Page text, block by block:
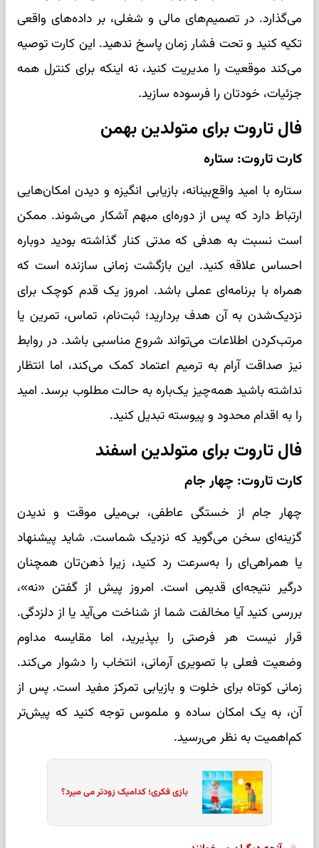
می‌گذارد. در تصمیم‌های مالی و شغلی، بر داده‌های واقعی
تکیه کنید و تحت فشار زمان پاسخ ندهید. این کارت توصیه
می‌کند موقعیت را مدیریت کنید، نه اینکه برای کنترل همه
جزئیات، خودتان را فرسوده سازید.
فال تاروت برای متولدین بهمن
کارت تاروت: ستاره
ستاره با امید واقع‌بینانه، بازیابی انگیزه و دیدن امکان‌هایی
ارتباط دارد که پس از دوره‌ای مبهم آشکار می‌شوند. ممکن
است نسبت به هدفی که مدتی کنار گذاشته بودید دوباره
احساس علاقه کنید. این بازگشت زمانی سازنده است که
همراه با برنامه‌ای عملی باشد. امروز یک قدم کوچک برای
نزدیک‌شدن به آن هدف بردارید؛ ثبت‌نام، تماس، تمرین یا
مرتب‌کردن اطلاعات می‌تواند شروع مناسبی باشد. در روابط
نیز صداقت آرام به ترمیم اعتماد کمک می‌کند، اما انتظار
نداشته باشید همه‌چیز یک‌باره به حالت مطلوب برسد. امید
را به اقدام محدود و پیوسته تبدیل کنید.
فال تاروت برای متولدین اسفند
کارت تاروت: چهار جام
چهار جام از خستگی عاطفی، بی‌میلی موقت و ندیدن
گزینه‌ای سخن می‌گوید که نزدیک شماست. شاید پیشنهاد
یا همراهی‌ای را به‌سرعت رد کنید، زیرا ذهن‌تان همچنان
درگیر نتیجه‌ای قدیمی است. امروز پیش از گفتن «نه»،
بررسی کنید آیا مخالفت شما از شناخت می‌آید یا از دلزدگی.
قرار نیست هر فرصتی را بپذیرید، اما مقایسه مداوم
وضعیت فعلی با تصویری آرمانی، انتخاب را دشوار می‌کند.
زمانی کوتاه برای خلوت و بازیابی تمرکز مفید است. پس از
آن، به یک امکان ساده و ملموس توجه کنید که پیش‌تر
کم‌اهمیت به نظر می‌رسید.
بازی فکری؛ کدامیک زودتر می میرد؟